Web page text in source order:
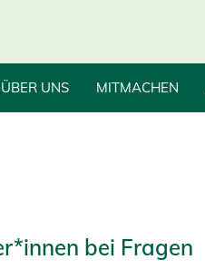
ÜBER UNS MITMACHEN
bei Fragen